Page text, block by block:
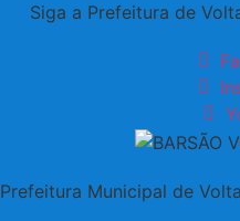
Siga a Prefeitura de
Prefeitura Municipal de